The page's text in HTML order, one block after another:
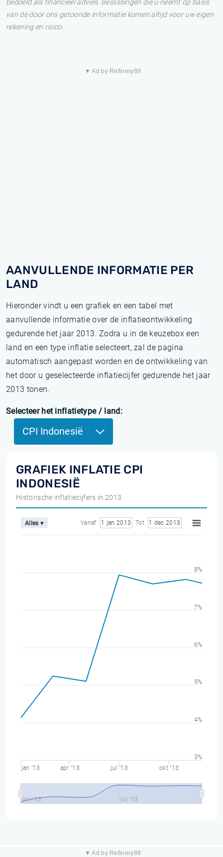
bedoeld als financieel advies. Beslissingen die u neemt op basis
van de door ons getoonde informatie komen altijd voor uw eigen
rekening en risico.
▼ Ad by Refinery89
AANVULLENDE INFORMATIE PER
LAND
Hieronder vindt u een grafiek en een tabel met
aanvullende informatie over de inflatieontwikkeling
gedurende het jaar 2013. Zodra u in de keuzebox een
land en een type inflatie selecteert, zal de pagina
automatisch aangepast worden en de ontwikkeling van
het door u geselecteerde inflatiecijfer gedurende het jaar
2013 tonen.
Selecteer het inflatietype / land:
CPI Indonesië
GRAFIEK INFLATIE CPI
INDONESIË
Historische inflatiecijfers in 2013
Alles ▾ Vanaf 1 jan 2013 Tot 1 dec 2013
jan "13 apr "13 jul "13 okt "13
jan "13 jul "13
3%
4%
5%
6%
7%
8%
▼ Ad by Refinery89